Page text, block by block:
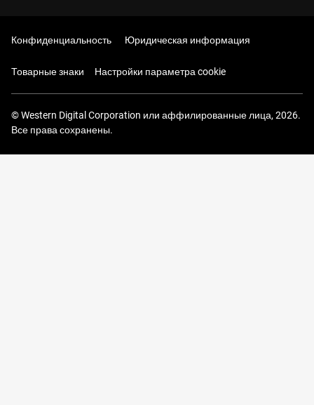
Конфиденциальность Юридическая информация
Товарные знаки Настройки параметра cookie
© Western Digital Corporation или аффилированные лица, 2026.
Все права сохранены.